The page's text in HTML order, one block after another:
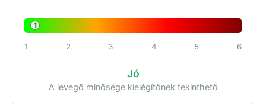
1
1 2 3 4 5 6
Jó
A levegő minősége kielégítőnek tekinthető